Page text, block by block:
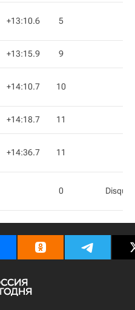
+13:10.6 5
+13:15.9 9
+14:10.7 10
+14:18.7 11
+14:36.7 11
0